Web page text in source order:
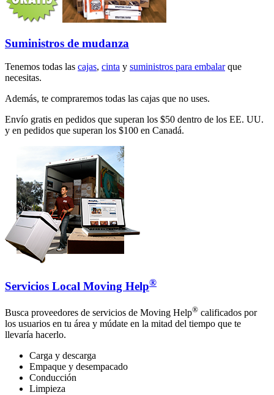
Suministros de mudanza
Tenemos todas las cajas, cinta y suministros para embalarque
necesitas.
Además, te compraremos todas las cajas que no uses.
Envío gratis en pedidos que superan los $50 dentro de los EE. UU.
y en pedidos que superan los $100 en Canadá.
Servicios Local Moving Help®
Busca proveedores de servicios de Moving Help® calificados por
los usuarios en tu área y múdate en la mitad del tiempo que te
llevaría hacerlo.
Carga y descarga
Empaque y desempacado
Conducción
Limpieza